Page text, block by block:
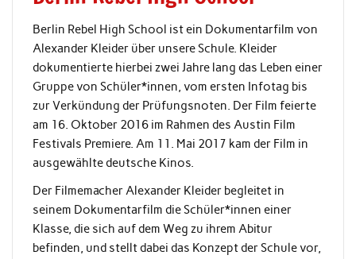
Berlin Rebel High School ist ein Dokumentarfilm von
Alexander Kleider über unsere Schule. Kleider
dokumentierte hierbei zwei Jahre lang das Leben einer
Gruppe von Schüler*innen, vom ersten Infotag bis
zur Verkündung der Prüfungsnoten. Der Film feierte
am 16. Oktober 2016 im Rahmen des Austin Film
Festivals Premiere. Am 11. Mai 2017 kam der Film in
ausgewählte deutsche Kinos.
Der Filmemacher Alexander Kleider begleitet in
seinem Dokumentarfilm die Schüler*innen einer
Klasse, die sich auf dem Weg zu ihrem Abitur
befinden, und stellt dabei das Konzept der Schule vor,